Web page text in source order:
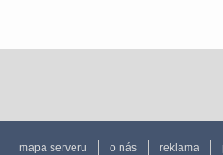
mapa serveru o nás reklama